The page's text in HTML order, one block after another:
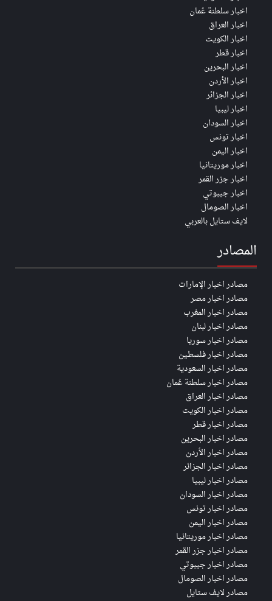
اخبار سلطنة عُمان
اخبار العراق
اخبار الكويت
اخبار قطر
اخبار البحرين
اخبار الأردن
اخبار الجزائر
اخبار ليبيا
اخبار السودان
اخبار تونس
اخبار اليمن
اخبار موريتانيا
اخبار جزر القمر
اخبار جيبوتي
اخبار الصومال
لايف ستايل بالعربي
المصادر
مصادر اخبار الإمارات
مصادر اخبار مصر
مصادر اخبار المغرب
مصادر اخبار لبنان
مصادر اخبار سوريا
مصادر اخبار فلسطين
مصادر اخبار السعودية
مصادر اخبار سلطنة عُمان
مصادر اخبار العراق
مصادر اخبار الكويت
مصادر اخبار قطر
مصادر اخبار البحرين
مصادر اخبار الأردن
مصادر اخبار الجزائر
مصادر اخبار ليبيا
مصادر اخبار السودان
مصادر اخبار تونس
مصادر اخبار اليمن
مصادر اخبار موريتانيا
مصادر اخبار جزر القمر
مصادر اخبار جيبوتي
مصادر اخبار الصومال
مصادر لايف ستايل